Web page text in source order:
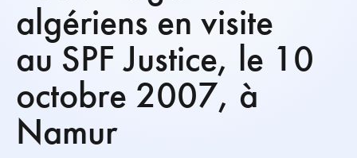
algériens en visite
au SPF Justice, le 10
octobre 2007, à
Namur